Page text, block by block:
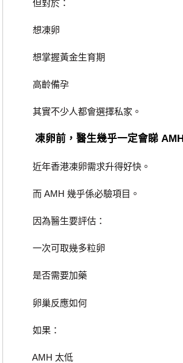
但對於：
想凍卵
想掌握黃金生育期
高齡備孕
其實不少人都會選擇私家。
凍卵前，醫生幾乎一定會睇 AMH
近年香港凍卵需求升得好快。
而 AMH 幾乎係必驗項目。
因為醫生要評估：
一次可取幾多粒卵
是否需要加藥
卵巢反應如何
如果：
AMH 太低